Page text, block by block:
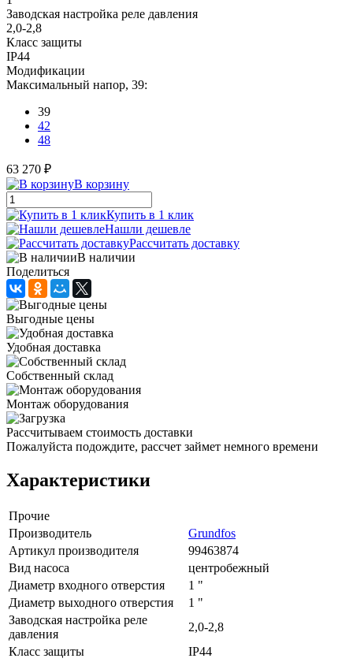
Заводская настройка реле давления
2,0-2,8
Класс защиты
IP44
Модификации
Максимальный напор, 39:
39
42
48
63 270 ₽
В корзину
Купить в 1 клик
Нашли дешевле
Рассчитать доставку
В наличии
Поделиться
Выгодные цены
Удобная доставка
Собственный склад
Монтаж оборудования
Рассчитываем стоимость доставки
Пожалуйста подождите, рассчет займет немного времени
Характеристики
Прочие
Производитель
Grundfos
Артикул производителя
99463874
Вид насоса
центробежный
Диаметр входного отверстия
1 "
Диаметр выходного отверстия
1 "
Заводская настройка реле
давления
2,0-2,8
Класс защиты
IP44